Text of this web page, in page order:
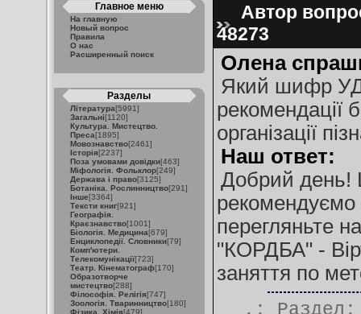
Главное меню
На главную
Новый вопрос
Правила
О нас
Расширенный поиск
Разделы
Література[5991]
Загальні[1120]
Культура. Мистецтво.
Преса[1895]
Мовознавство[2461]
Історія[2237]
Поза умовами довідки[463]
Міфологія. Фольклор[249]
Держава і право[3125]
Ботаніка. Рослинництво[291]
Інше[3364]
Тексти книг[921]
Географія.
Краєзнавство[1001]
Біологія. Медицина[679]
Енциклопедії. Словники[79]
Комп'ютери.
Телекомунікації[723]
Театр. Кінематограф[170]
Образотворче
мистецтво[288]
Філософія. Релігія[747]
Зоологія. Тваринництво[180]
Фізика. Хімія[479]
Автор
48273
Олена
Який шифр
рекомендації
організації
Наш ответ:
Добрий день!
рекомендуємо
перегляньте
"КОРДБА" -
заняття по